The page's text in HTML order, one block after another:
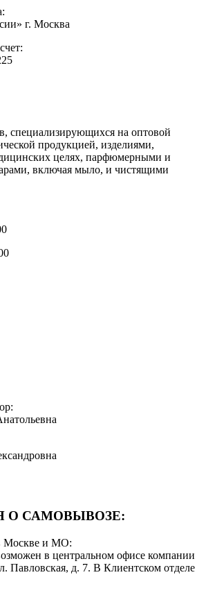
г. Москва
специализирующихся на оптовой
продукцией, изделиями,
целях, парфюмерными и
включая мыло, и чистящими
О САМОВЫВОЗЕ:
Москве и МО:
в центральном офисе компании
Павловская, д. 7. В Клиентском отделе